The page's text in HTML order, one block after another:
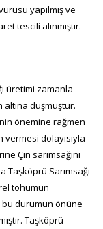
yapılmış ve
tescili alınmıştır.
üretimi zamanla
altına düşmüştür.
önemine rağmen
vermesi dolayısıyla
Çin sarımsağını
Sarımsağı
tohumun
bu durumun önüne
Taşköprü